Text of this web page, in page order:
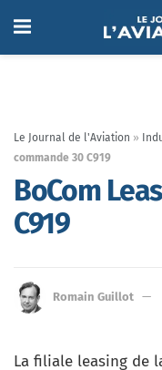
Le Journal de l'Aviation »
commande 30 C919
BoCom
C919
Romain Guillot
La filiale leasing de